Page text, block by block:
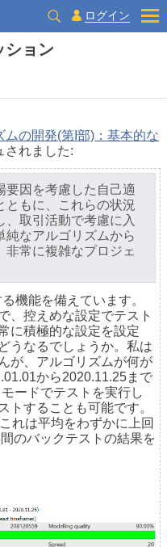
ログイン
ション
ムの開発(第I部)：基本的な
されました:
要因を考慮した自己適
ともに、これらの状況
、取引活動で考慮に入
純なアルゴリズムから
常に複雑なプロジェ
機能を備えています。
、控えめな設定でテスト
に積極的な設定を設定
うなるでしょうか。私は
が、アルゴリズムが何が
から2020.11.25まで
ードでテストを実行し
トすることも可能です。
れは平均をわずかに上回
のバックテストの結果を